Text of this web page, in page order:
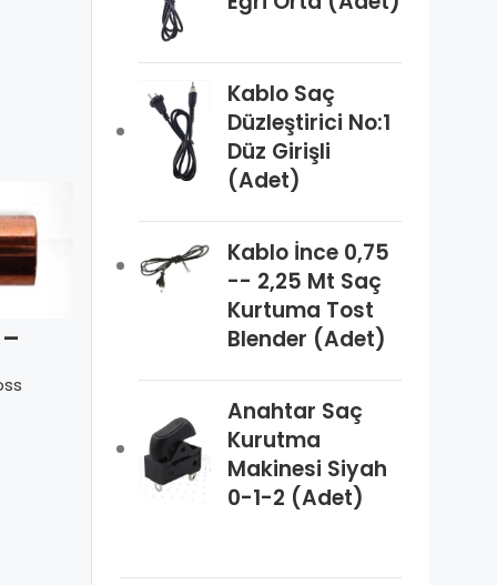
Redüksiyon
mm
IBP – Dirsek
(5090) 80
mm (3 1/8″)
Danfoss
Kablo Saç
Düzleştirici No:1
Düz Girişli
(Adet)
Kablo İnce 0,75
-- 2,25 Mt Saç
Kurtuma Tost
Blender (Adet)
Anahtar Saç
Kurutma
Makinesi Siyah
0-1-2 (Adet)